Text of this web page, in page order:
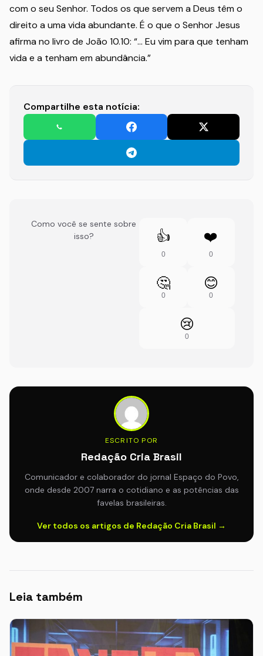
com o seu Senhor. Todos os que servem a Deus têm o
direito a uma vida abundante. É o que o Senhor Jesus
afirma no livro de João 10.10: “… Eu vim para que tenham
vida e a tenham em abundância.”
Compartilhe esta notícia:
Como você se sente sobre
isso?
👍
0
❤️
0
🤔
0
😊
0
😢
0
ESCRITO POR
Redação Cria Brasil
Comunicador e colaborador do jornal Espaço do Povo,
onde desde 2007 narra o cotidiano e as potências das
favelas brasileiras.
Ver todos os artigos de Redação Cria Brasil →
Leia também